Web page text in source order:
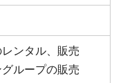
ンタル、販売
ループの販売